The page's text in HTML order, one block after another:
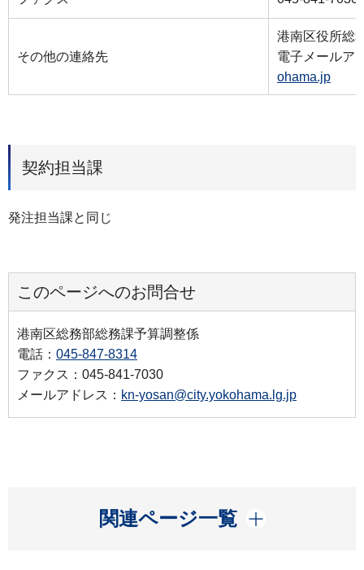
その他の連絡先
港南区役所総
電子メールア
ohama.jp
契約担当課
発注担当課と同じ
このページへのお問合せ
港南区総務部総務課予算調整係
電話： 045-847-8314
ファクス：045-841-7030
メールアドレス： kn-yosan@city.yokohama.lg.jp
関連ページ一覧
開く